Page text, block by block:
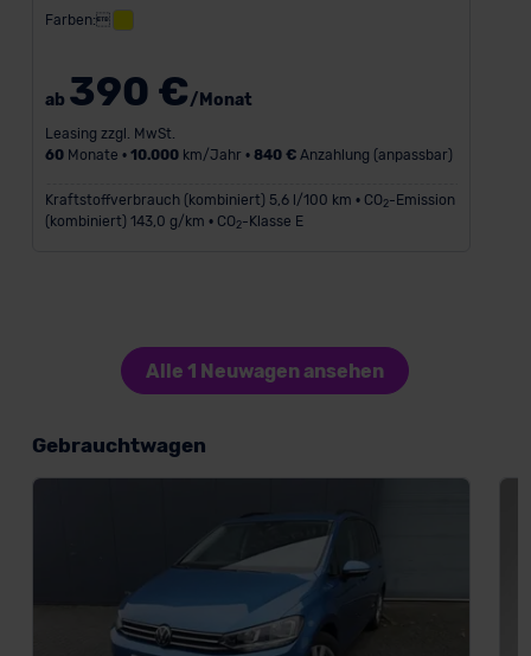
Farben:
ab 390 €/Monat
Leasing zzgl. MwSt.
60Monate • 10.000km/Jahr • 840 €Anzahlung (anpassbar)
Kraftstoffverbrauch (kombiniert) 5,6 l/100 km • CO2-Emission
(kombiniert) 143,0 g/km • CO2-Klasse E
Alle 1 Neuwagen ansehen
Gebrauchtwagen